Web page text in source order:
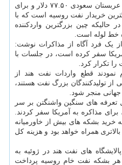
کردند، در حالیکه این رقم برای عربستان سعودی ۷۷.۵۰ دلار و برای
هند بزرگترین خریدار نفت روسیه است که با
چین بزرگترین واردکننده
خط لوله است.
یک فرد آگاه از مذاکرات نوشت:
سفر کرده است، در جلسات با
تکرار کرد.
نمودند قطع واردات نفت هند از
از تولیدکنندگان بزرگ نفت هستند،
منجر شود.
تعرفه های سنگین واشنگتن بر سر
مذاکره به آمریکا سفر کردند.
خرید بشکه های بیش از خاورمیانه
بالاتری همراه خواهد بود و هزینه کل
های نفت هند در ژوئیه به
دلار برای هر بشکه نفت خام روسیه پرداخت